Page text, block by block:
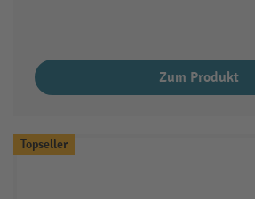
Zum Produkt
Topseller